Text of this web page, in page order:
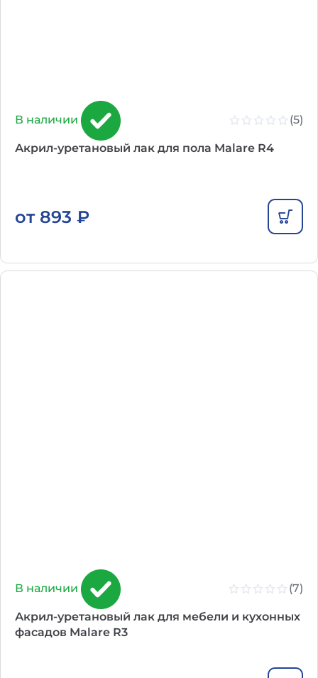
В наличии (5)
Акрил-уретановый лак для пола Malare R4
от 893 ₽
В наличии (7)
Акрил-уретановый лак для мебели и кухонных
фасадов Malare R3